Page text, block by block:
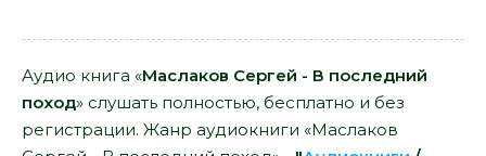
Аудио книга «Маслаков Сергей - В последний
поход» слушать полностью, бесплатно и без
регистрации. Жанр аудиокниги «Маслаков